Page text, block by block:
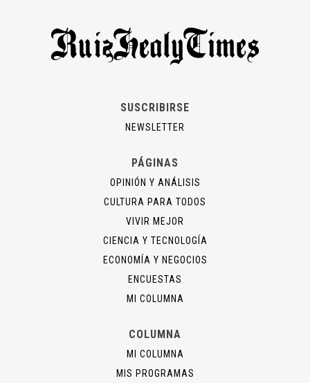
SUSCRIBIRSE
NEWSLETTER
PÁGINAS
OPINIÓN Y ANÁLISIS
CULTURA PARA TODOS
VIVIR MEJOR
CIENCIA Y TECNOLOGÍA
ECONOMÍA Y NEGOCIOS
ENCUESTAS
MI COLUMNA
COLUMNA
MI COLUMNA
MIS PROGRAMAS